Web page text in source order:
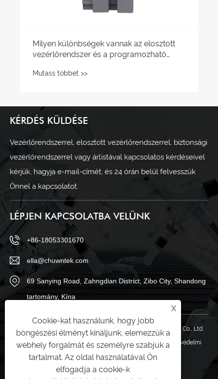
Milyen különbségek vannak az elosztott
vezérlőrendszer és a programozható
Mutass többet >>
KÉRDÉS KÜLDÉSE
Vezérlőrendszerrel, elosztott vezérlőrendszerrel, biztonsági
vezérlőrendszerrel vagy árlistával kapcsolatos kérdéseivel
kérjük, hagyja e-mail-címét, és 24 órán belül felvesszük
Önnel a kapcsolatot.
LÉPJEN KAPCSOLATBA VELÜNK
+86-18053301670
ella@chuwntek.com
69 Sanying Road, Zahngdian District, Zibo City, Shandong
tartomány, Kína
Copyright © 2024 Shandong Youwen Automation Engineering Co., Ltd.
Minden jog fenntartva. Links|Sitemap|RSS|XML|Adatvédelmi
szabályzat|
X
Cookie-kat használunk, hogy jobb
böngészési élményt kínáljunk, elemezzük a
webhely forgalmát és személyre szabjuk a
tartalmat. Az oldal használatával Ön
elfogadja a cookie-k